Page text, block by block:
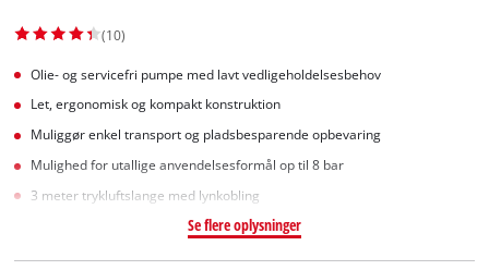
(10)
Olie- og servicefri pumpe med lavt vedligeholdelsesbehov
Let, ergonomisk og kompakt konstruktion
Muliggør enkel transport og pladsbesparende opbevaring
Mulighed for utallige anvendelsesformål op til 8 bar
3 meter trykluftslange med lynkobling
Se flere oplysninger